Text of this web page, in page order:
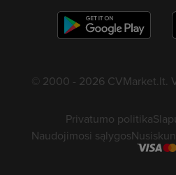
© 2000 - 2026 CVMarket.lt.
Privatumo politika
Naudojimosi sąlygos